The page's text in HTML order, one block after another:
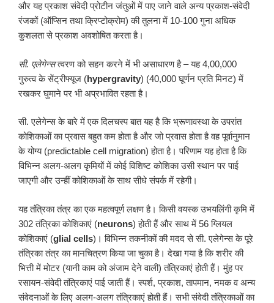
और यह प्रकाश संवेदी प्रोटीन जंतुओं में पाए जाने वाले अन्य प्रकाश-संवेदी
रंजकों (ऑप्सिन तथा क्रिप्टोक्रोम) की तुलना में 10-100 गुना अधिक
कुशलता से प्रकाश अवशोषित करता है।
सी. एलेगेन्सत्वरण को सहन करने में भी असाधारण है – यह 4,00,000
गुरुत्व के सेंट्रीफ्यूज (hypergravity) (40,000 घूर्णन प्रति मिनट) में
रखकर घुमाने पर भी अप्रभावित रहता है।
सी. एलेगेन्स के बारे में एक दिलचस्प बात यह है कि भ्रूणावस्था के उपरांत
कोशिकाओं का प्रवास बहुत कम होता है और जो प्रवास होता है वह पूर्वानुमान
के योग्य (predictable cell migration) होता है। परिणाम यह होता है कि
विभिन्न अलग-अलग कृमियों में कोई विशिष्ट कोशिका उसी स्थान पर पाई
जाएगी और उन्हीं कोशिकाओं के साथ सीधे संपर्क में रहेगी।
यह तंत्रिका तंत्र का एक महत्वपूर्ण लक्षण है। किसी वयस्क उभयलिंगी कृमि में
302 तंत्रिका कोशिकाएं (neurons) होती हैं और साथ में 56 ग्लियल
कोशिकाएं (glial cells)। विभिन्न तकनीकों की मदद से सी. एलेगेन्स के पूरे
तंत्रिका तंत्र का मानचित्रण किया जा चुका है। देखा गया है कि शरीर की
भित्ती में मोटर (यानी काम को अंजाम देने वाली) तंत्रिकाएं होती हैं। मुंह पर
रसायन-संवेदी तंत्रिकाएं पाई जाती हैं। स्पर्श, प्रकाश, तापमान, नमक व अन्य
संवेदनाओं के लिए अलग-अलग तंत्रिकाएं होती हैं। सभी संवेदी तंत्रिकाओं का